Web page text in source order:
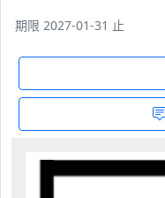
期限 2027-01-31 止